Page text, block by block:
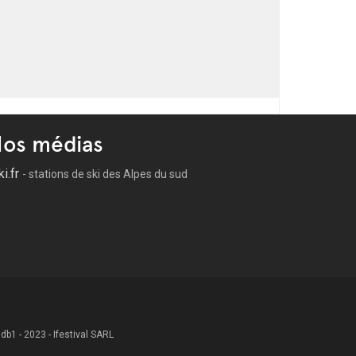
médias
- stations de ski des Alpes du sud
- 2023 - Ifestival SARL